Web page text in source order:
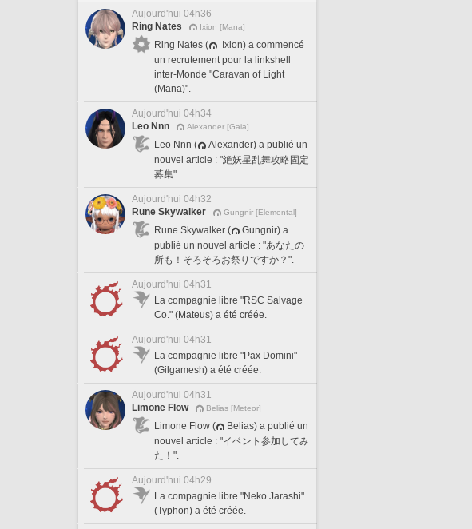
Aujourd'hui 04h36
Ring Nates
Ixion [Mana]
Ring Nates (
Ixion) a commencé
un recrutement pour la linkshell
inter-Monde "Caravan of Light
(Mana)".
Aujourd'hui 04h34
Leo Nnn
Alexander [Gaia]
Leo Nnn (
Alexander) a publié un
nouvel article : "絶妖星乱舞攻略固定
募集".
Aujourd'hui 04h32
Rune Skywalker
Gungnir [Elemental]
Rune Skywalker (
Gungnir) a
publié un nouvel article : "あなたの
所も！そろそろお祭りですか？".
Aujourd'hui 04h31
La compagnie libre "RSC Salvage
Co." (Mateus) a été créée.
Aujourd'hui 04h31
La compagnie libre "Pax Domini"
(Gilgamesh) a été créée.
Aujourd'hui 04h31
Limone Flow
Belias [Meteor]
Limone Flow (
Belias) a publié un
nouvel article : "イベント参加してみ
た！".
Aujourd'hui 04h29
La compagnie libre "Neko Jarashi"
(Typhon) a été créée.